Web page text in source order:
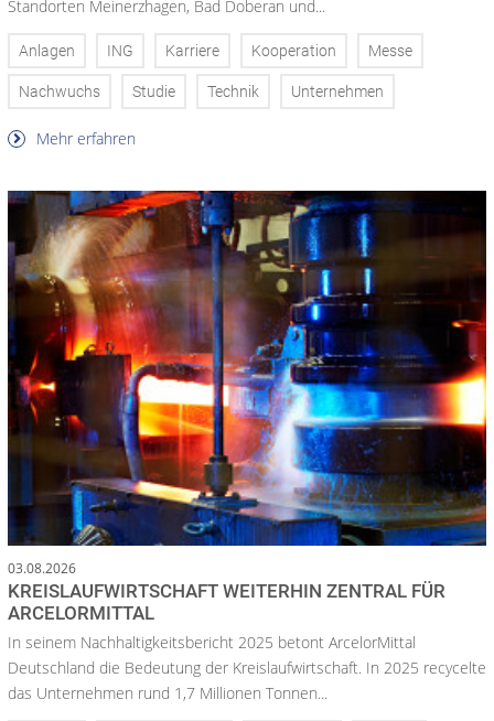
Standorten Meinerzhagen, Bad Doberan und...
Anlagen ING Karriere Kooperation Messe
Nachwuchs Studie Technik Unternehmen
Mehr erfahren
03.08.2026
KREISLAUFWIRTSCHAFT WEITERHIN ZENTRAL FÜR
ARCELORMITTAL
In seinem Nachhaltigkeitsbericht 2025 betont ArcelorMittal
Deutschland die Bedeutung der Kreislaufwirtschaft. In 2025 recycelte
das Unternehmen rund 1,7 Millionen Tonnen...